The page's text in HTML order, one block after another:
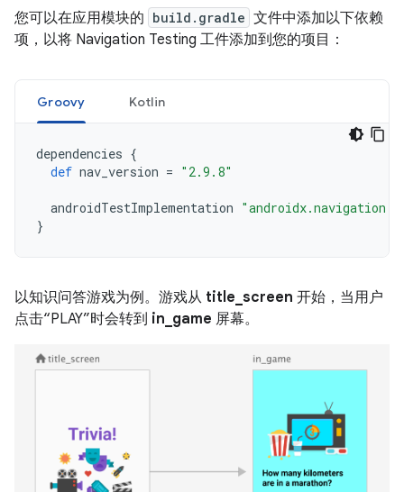
您可以在应用模块的 build.gradle 文件中添加以下依赖
项，以将 Navigation Testing 工件添加到您的项目：
Groovy Kotlin
dependencies {
def nav_version = "2.9.8"
androidTestImplementation
}
以知识问答游戏为例。游戏从 title_screen 开始，当用户
点击“PLAY”时会转到 in_game 屏幕。